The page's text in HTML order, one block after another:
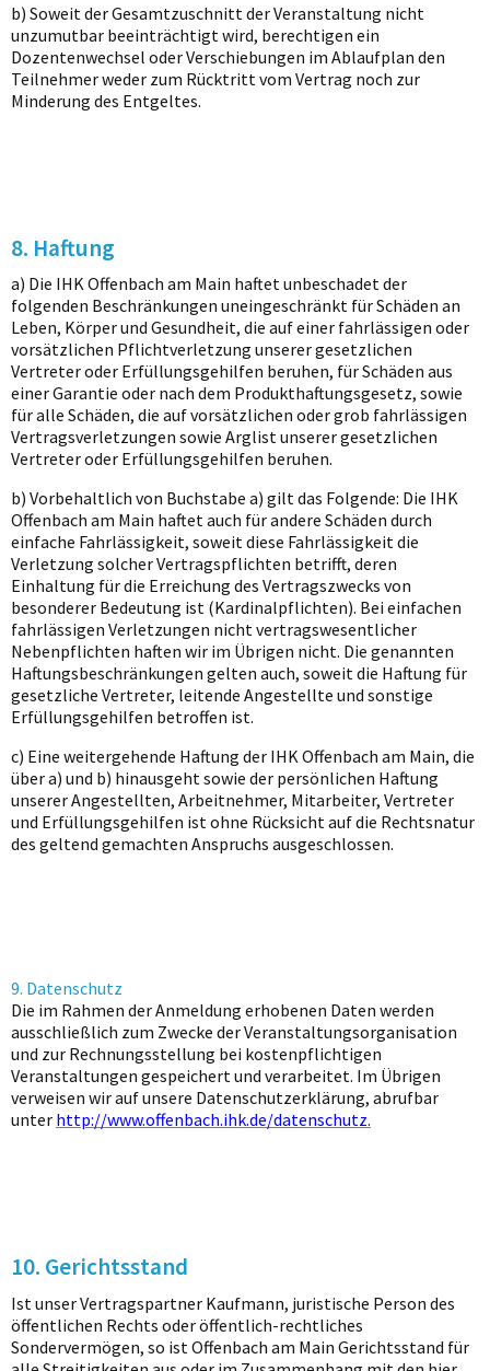
b) Soweit der Gesamtzuschnitt der Veranstaltung nicht
unzumutbar beeinträchtigt wird, berechtigen ein
Dozentenwechsel oder Verschiebungen im Ablaufplan den
Teilnehmer weder zum Rücktritt vom Vertrag noch zur
Minderung des Entgeltes.
8. Haftung
a) Die IHK Offenbach am Main haftet unbeschadet der
folgenden Beschränkungen uneingeschränkt für Schäden an
Leben, Körper und Gesundheit, die auf einer fahrlässigen oder
vorsätzlichen Pflichtverletzung unserer gesetzlichen
Vertreter oder Erfüllungsgehilfen beruhen, für Schäden aus
einer Garantie oder nach dem Produkthaftungsgesetz, sowie
für alle Schäden, die auf vorsätzlichen oder grob fahrlässigen
Vertragsverletzungen sowie Arglist unserer gesetzlichen
Vertreter oder Erfüllungsgehilfen beruhen.
b) Vorbehaltlich von Buchstabe a) gilt das Folgende: Die IHK
Offenbach am Main haftet auch für andere Schäden durch
einfache Fahrlässigkeit, soweit diese Fahrlässigkeit die
Verletzung solcher Vertragspflichten betrifft, deren
Einhaltung für die Erreichung des Vertragszwecks von
besonderer Bedeutung ist (Kardinalpflichten). Bei einfachen
fahrlässigen Verletzungen nicht vertragswesentlicher
Nebenpflichten haften wir im Übrigen nicht. Die genannten
Haftungsbeschränkungen gelten auch, soweit die Haftung für
gesetzliche Vertreter, leitende Angestellte und sonstige
Erfüllungsgehilfen betroffen ist.
c) Eine weitergehende Haftung der IHK Offenbach am Main, die
über a) und b) hinausgeht sowie der persönlichen Haftung
unserer Angestellten, Arbeitnehmer, Mitarbeiter, Vertreter
und Erfüllungsgehilfen ist ohne Rücksicht auf die Rechtsnatur
des geltend gemachten Anspruchs ausgeschlossen.
9. Datenschutz
Die im Rahmen der Anmeldung erhobenen Daten werden
ausschließlich zum Zwecke der Veranstaltungsorganisation
und zur Rechnungsstellung bei kostenpflichtigen
Veranstaltungen gespeichert und verarbeitet. Im Übrigen
verweisen wir auf unsere Datenschutzerklärung, abrufbar
unter http://www.offenbach.ihk.de/datenschutz.
10. Gerichtsstand
Ist unser Vertragspartner Kaufmann, juristische Person des
öffentlichen Rechts oder öffentlich-rechtliches
Sondervermögen, so ist Offenbach am Main Gerichtsstand für